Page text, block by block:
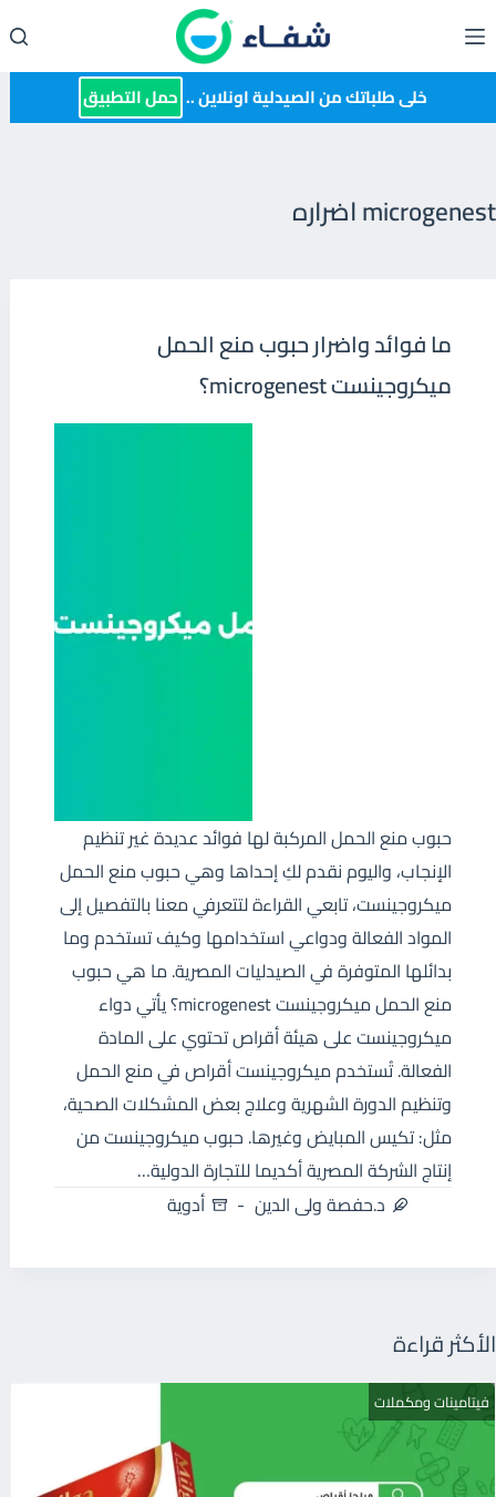
إلى
المحتوى خلى طلباتك من الصيدلية اونلاين .. حمل التطبيق
microgenest اضراره
ما فوائد واضرار حبوب منع الحمل
ميكروجينست microgenest؟
حبوب منع الحمل المركبة لها فوائد عديدة غير تنظيم
الإنجاب، واليوم نقدم لكِ إحداها وهي حبوب منع الحمل
ميكروجينست، تابعي القراءة لتتعرفي معنا بالتفصيل إلى
المواد الفعالة ودواعي استخدامها وكيف تستخدم وما
بدائلها المتوفرة في الصيدليات المصرية. ما هي حبوب
منع الحمل ميكروجينست microgenest؟ يأتي دواء
ميكروجينست على هيئة أقراص تحتوي على المادة
الفعالة. تُستخدم ميكروجينست أقراص في منع الحمل
وتنظيم الدورة الشهرية وعلاج بعض المشكلات الصحية،
مثل: تكيس المبايض وغيرها. حبوب ميكروجينست من
إنتاج الشركة المصرية أكديما للتجارة الدولية…
د.حفصة ولى الدين
أدوية
الأكثر قراءة
فيتامينات ومكملات